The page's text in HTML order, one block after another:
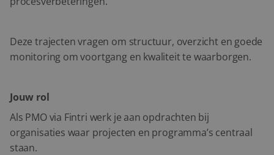
Deze trajecten vragen om structuur, overzicht en goede
monitoring om voortgang en kwaliteit te waarborgen.
Jouw rol
Als PMO via Fintri werk je aan opdrachten bij
organisaties waar projecten en programma’s centraal
staan.